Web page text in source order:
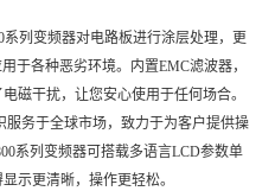
列变频器对电路板进行涂层处理，更
于各种恶劣环境。内置EMC滤波器，
磁干扰，让您安心使用于任何场合。
务于全球市场，致力于为客户提供操
系列变频器可搭载多语言LCD参数单
示更清晰，操作更轻松。